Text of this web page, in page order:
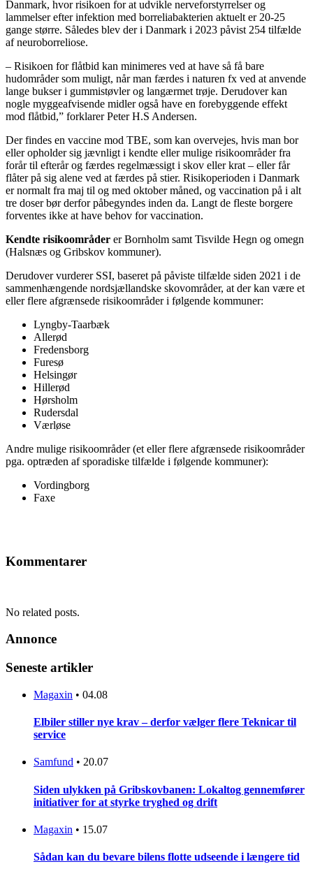
Danmark, hvor risikoen for at udvikle nerveforstyrrelser og
lammelser efter infektion med borreliabakterien aktuelt er 20-25
gange større. Således blev der i Danmark i 2023 påvist 254 tilfælde
af neuroborreliose.
– Risikoen for flåtbid kan minimeres ved at have så få bare
hudområder som muligt, når man færdes i naturen fx ved at anvende
lange bukser i gummistøvler og langærmet trøje. Derudover kan
nogle myggeafvisende midler også have en forebyggende effekt
mod flåtbid,” forklarer Peter H.S Andersen.
Der findes en vaccine mod TBE, som kan overvejes, hvis man bor
eller opholder sig jævnligt i kendte eller mulige risikoområder fra
forår til efterår og færdes regelmæssigt i skov eller krat – eller får
flåter på sig alene ved at færdes på stier. Risikoperioden i Danmark
er normalt fra maj til og med oktober måned, og vaccination på i alt
tre doser bør derfor påbegyndes inden da. Langt de fleste borgere
forventes ikke at have behov for vaccination.
Kendte risikoområder er Bornholm samt Tisvilde Hegn og omegn
(Halsnæs og Gribskov kommuner).
Derudover vurderer SSI, baseret på påviste tilfælde siden 2021 i de
sammenhængende nordsjællandske skovområder, at der kan være et
eller flere afgrænsede risikoområder i følgende kommuner:
Lyngby-Taarbæk
Allerød
Fredensborg
Furesø
Helsingør
Hillerød
Hørsholm
Rudersdal
Værløse
Andre mulige risikoområder (et eller flere afgrænsede risikoområder
pga. optræden af sporadiske tilfælde i følgende kommuner):
Vordingborg
Faxe
Kommentarer
No related posts.
Annonce
Seneste artikler
Magaxin • 04.08
Elbiler stiller nye krav – derfor vælger flere Teknicar til
service
Samfund • 20.07
Siden ulykken på Gribskovbanen: Lokaltog gennemfører
initiativer for at styrke tryghed og drift
Magaxin • 15.07
Sådan kan du bevare bilens flotte udseende i længere tid